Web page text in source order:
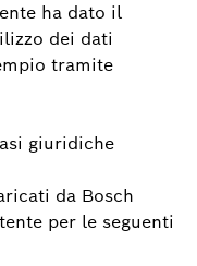
ha dato il
dei dati
tramite
giuridiche
da Bosch
per le seguenti